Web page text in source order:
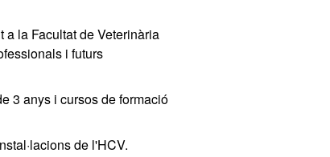
la Facultat de Veterinària
i futurs
3 anys i cursos de formació
de l'HCV.